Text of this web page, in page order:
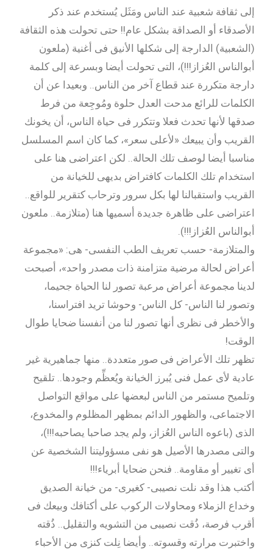
إلى ثقافة شعبية عند الناس ومَثَل يُستخدم عند ذكر
الأصدقاء أو الصداقة بشكل عام!! حتى تحولت هذه الثقافة
(الشعبية) الدارجة إلى شكلها الأنيق فى أغنية (ملعون
أبوالناس العُزاز!!!)، التى تحولت أيضا وبسرعة إلى كلمة
دارجة متكررة عند قطاع آخر من الناس.. وبعيدا عن أن
الكلمات للرائع مدحت العدل حلوة ومُوجِعة من فرط
صدقها لأنها تحدث فعلا وتتكرر فى حياة الناس، أن يخونك
القريب وأن يبيعك «لأعلى سعر»، كما كان اسم المسلسل
مناسبا أيضا لوصف تلك الحالة.. لكن اعتراضى هنا على
استخدام تلك الكلمات كافتراض بديهى للخيانة من
القريب واستقبالنا لها بكل سرور وترحاب كتقرير للواقع..
اعتراضى على ظاهرة جديدة أسميها هنا (متلازمة.. ملعون
أبوالناس العُزاز!!!).
والمتلازمة- حسب تعريف الطب النفسى- هى: «مجموعة
أعراض لحالة مرضية متزامنة ذات مصدر واحد»، أصبحت
لدينا مجموعة أعراض مرعبة تصور لنا الحياة جحيما،
وتصور لنا الناس- كل الناس- وحوشا تريد افتراسنا،
والأخطر فى نظرى أنها تصور لنا من أنفسنا ضحايا طوال
الوقت!
تظهر تلك الأعراض فى صور متعددة.. منها جماهيرية غير
عادية لأى عمل فنى يُبرز الخيانة ويُعظِّم وجودها.. تلقيح
وتلميح مستمر من الناس لبعضها على مواقع التواصل
الاجتماعى، والظهور الدائم بمظهر المظلوم والمخدوع،
الذى (باعوه الناس العُزاز، ولم يجد صاحبا يصاحبه!!!)،
والتى مصدرها الأصيل هو نفى مسؤوليتنا الشخصية عن
أى تغيير أو مقاومة.. فنحن ضحايا أبرياء!!!
أكتب هذا وقد نلت نصيبى- كغيرى- من خيانة الصديق
وخداع الزملاء ومحاولات الركوب على أكتافك وبيعك فى
أقرب فرصة، ذُقت نصيبى من التشويه والتقليل.. ذُقته
واختبرت مرارته وقسوته.. وأيضا نِلت كنزى من الأحباء